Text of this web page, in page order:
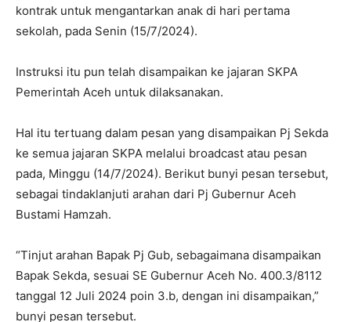
kontrak untuk mengantarkan anak di hari pertama
sekolah, pada Senin (15/7/2024).
Instruksi itu pun telah disampaikan ke jajaran SKPA
Pemerintah Aceh untuk dilaksanakan.
Hal itu tertuang dalam pesan yang disampaikan Pj Sekda
ke semua jajaran SKPA melalui broadcast atau pesan
pada, Minggu (14/7/2024). Berikut bunyi pesan tersebut,
sebagai tindaklanjuti arahan dari Pj Gubernur Aceh
Bustami Hamzah.
“Tinjut arahan Bapak Pj Gub, sebagaimana disampaikan
Bapak Sekda, sesuai SE Gubernur Aceh No. 400.3/8112
tanggal 12 Juli 2024 poin 3.b, dengan ini disampaikan,”
bunyi pesan tersebut.